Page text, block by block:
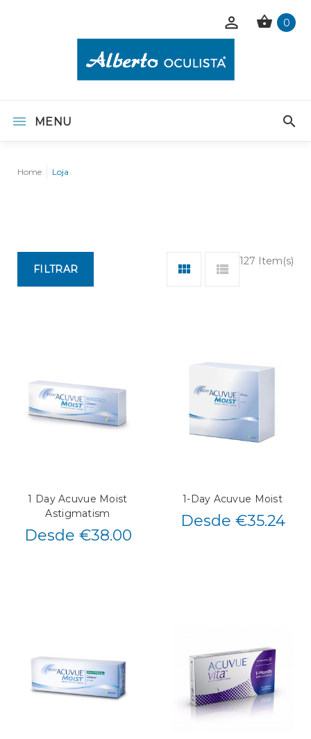
0
MENU
Home Loja
127 Item(s)
FILTRAR
1 Day Acuvue Moist
Astigmatism
Desde €38.00
1-Day Acuvue Moist
Desde €35.24